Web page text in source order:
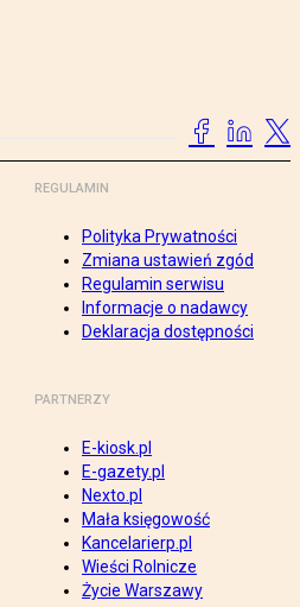
REGULAMIN
Polityka Prywatności
Zmiana ustawień zgód
Regulamin serwisu
Informacje o nadawcy
Deklaracja dostępności
PARTNERZY
E-kiosk.pl
E-gazety.pl
Nexto.pl
Mała księgowość
Kancelarierp.pl
Wieści Rolnicze
Życie Warszawy